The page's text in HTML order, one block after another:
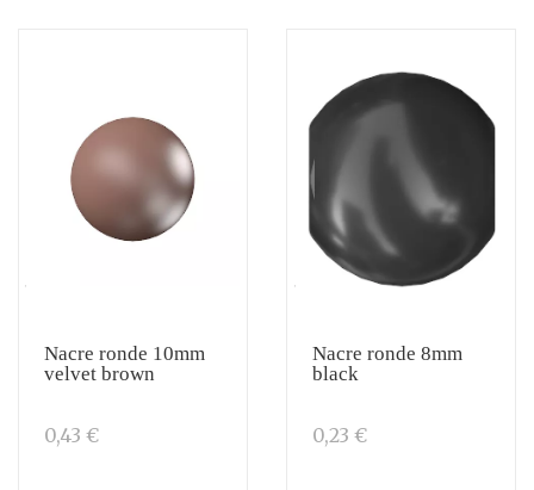
Nacre ronde 10mm
velvet brown
0,43 €
Nacre ronde 8mm
black
0,23 €